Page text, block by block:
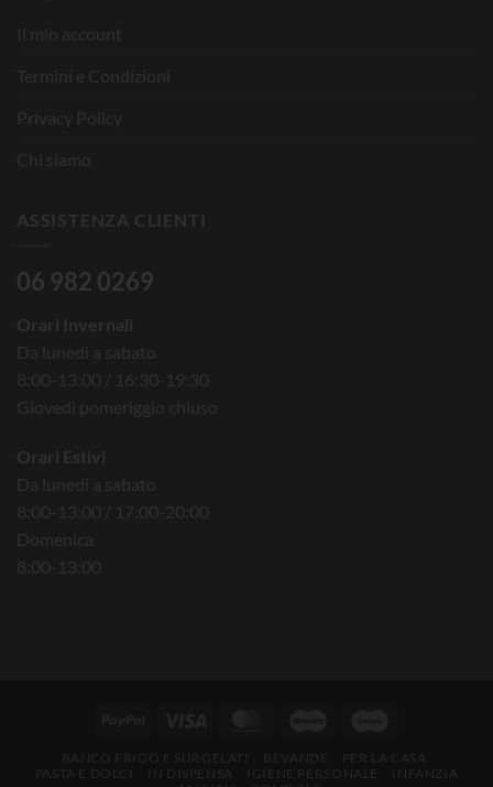
Il mio account
Termini e Condizioni
Privacy Policy
Chi siamo
ASSISTENZA CLIENTI
06 982 0269
Orari Invernali
Da lunedì a sabato
8:00-13:00 / 16:30-19:30
Giovedì pomeriggio chiuso
Orari Estivi
Da lunedì a sabato
8:00-13:00 / 17:00-20:00
Domenica
8:00-13:00